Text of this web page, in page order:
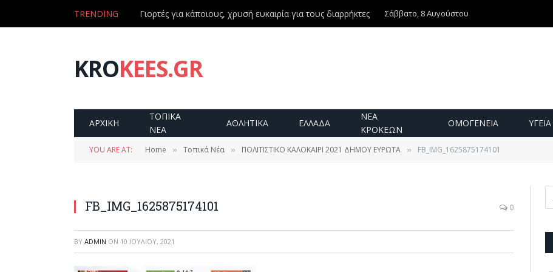
TRENDING Γιορτές για κάποιους, χρυσή ευκαιρία για τους διαρρήκτες Σάββατο, 8 Αυγούστου
KROKEES.GR
ΑΡΧΙΚΗ
ΤΟΠΙΚΑ
ΝΕΑ
ΑΘΛΗΤΙΚΑ ΕΛΛΑΔΑ
ΝΕΑ
ΚΡΟΚΕΩΝ
ΟΜΟΓΕΝΕΙΑ ΥΓΕΙΑ
YOU ARE AT: Home » Τοπικά Νέα » ΠΟΛΙΤΙΣΤΙΚΟ ΚΑΛΟΚΑΙΡΙ 2021 ΔΗΜΟΥ ΕΥΡΩΤΑ » FB_IMG_1625875174101
FB_IMG_1625875174101 0
BY ADMIN ON 10 ΙΟΥΛΊΟΥ, 2021